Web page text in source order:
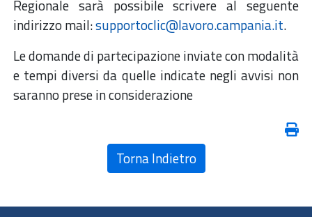
Regionale sarà possibile scrivere al seguente
indirizzo mail:supportoclic@lavoro.campania.it.
Le domande di partecipazione inviate con modalità
e tempi diversi da quelle indicate negli avvisi non
saranno prese in considerazione
Torna Indietro